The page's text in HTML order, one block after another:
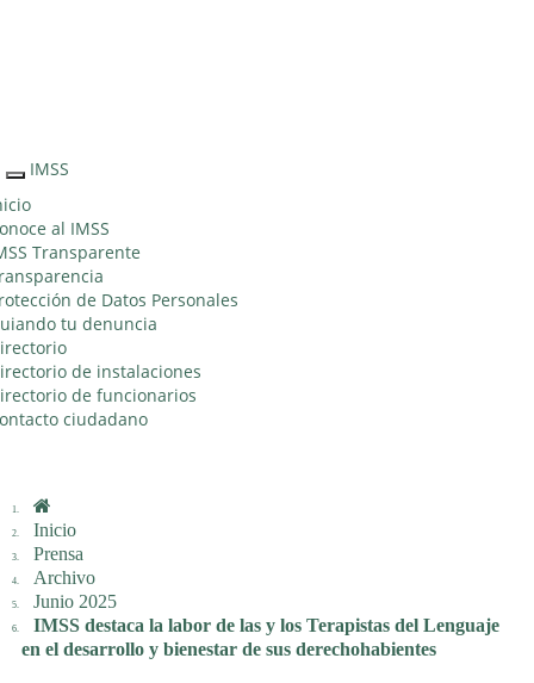
Interruptor
de
Navegación
IMSS
al IMSS
Transparente
de Datos Personales
tu denuncia
de instalaciones
de funcionarios
ciudadano
Inicio
Prensa
Archivo
Junio 2025
IMSS destaca la labor de las y los Terapistas del Lenguaje
en el desarrollo y bienestar de sus derechohabientes